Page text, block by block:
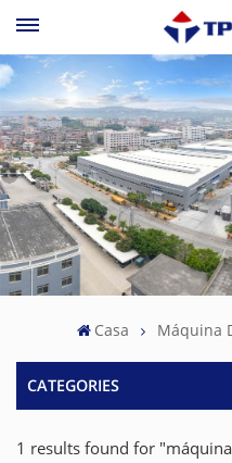
Casa Máquina
CATEGORIES
1 results found for